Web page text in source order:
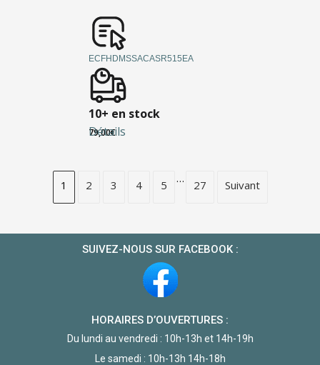
Détails
ECFHDMSSACASR515EA
10+ en stock
79,00€
1 2 3 4 5 … 27 Suivant
SUIVEZ-NOUS SUR FACEBOOK :
HORAIRES D’OUVERTURES :
Du lundi au vendredi : 10h-13h et 14h-19h
Le samedi : 10h-13h 14h-18h